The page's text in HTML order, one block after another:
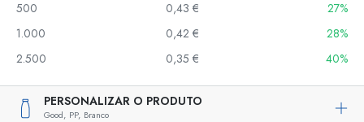
500
0,43 €
27%
1.000
0,42 €
28%
2.500
0,35 € 40%
PERSONALIZAR O PRODUTO
Good, PP, Branco